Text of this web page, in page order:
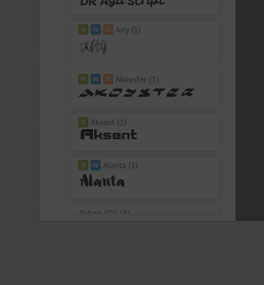
Airy (1)
Akoyster (1)
Aksent (1)
Alanta (1)
Aldine 401 (4)